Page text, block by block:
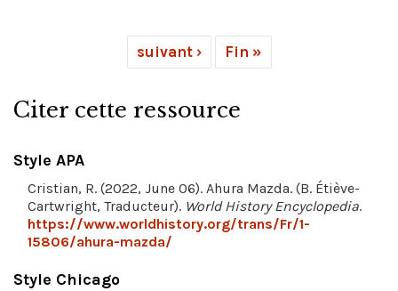
suivant › Fin »
Citer cette ressource
Style APA
Cristian, R. (2022, June 06). Ahura Mazda. (B. Étiève-
Cartwright, Traducteur). World History Encyclopedia.
https://www.worldhistory.org/trans/Fr/1-
15806/ahura-mazda/
Style Chicago